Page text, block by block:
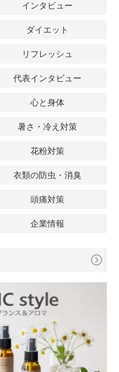
インタビュー
ダイエット
リフレッシュ
代表インタビュー
心と身体
暑さ・冷え対策
花粉対策
衣類の防虫・消臭
頭痛対策
企業情報